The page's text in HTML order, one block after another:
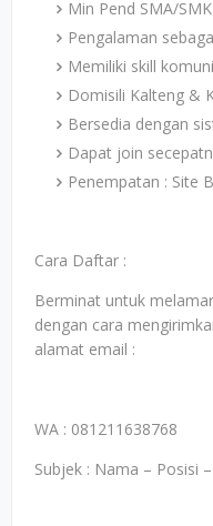
Min Pend SMA/SMK
Pengalaman
Memiliki skill
Domisili Kalteng &
Bersedia dengan
Dapat join
Penempatan : Site
Cara Daftar :
Berminat untuk
dengan cara
alamat email :
WA : 081211638768
Subjek : Nama – Posisi